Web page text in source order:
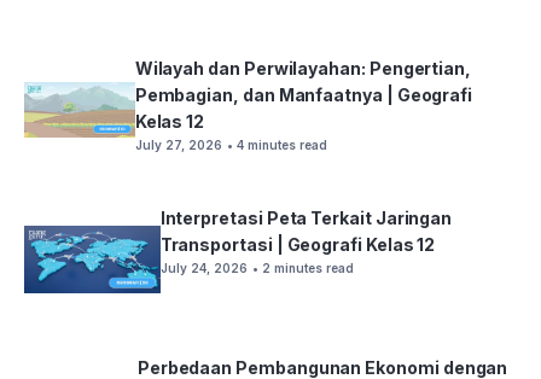
Wilayah dan Perwilayahan: Pengertian,
Pembagian, dan Manfaatnya | Geografi
Kelas 12
July 27, 2026 • 4 minutes read
Interpretasi Peta Terkait Jaringan
Transportasi | Geografi Kelas 12
July 24, 2026 • 2 minutes read
Perbedaan Pembangunan Ekonomi dengan